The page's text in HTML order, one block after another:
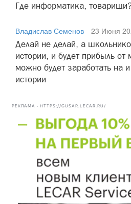
Где информатика,
Владислав Семенов
23 Июня
Делай не делай, а
истории, и будет прибыль от
можно будет заработать на
истории
РЕКЛАМА • HTTPS://GUSAR.LECAR.RU/